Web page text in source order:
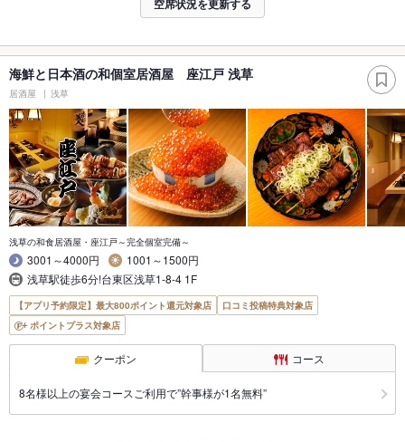
空席状況を更新する
海鮮と日本酒の和個室居酒屋 座江戸 浅草
居酒屋 浅草
浅草の和食居酒屋・座江戸～完全個室完備～
3001～4000円
1001～1500円
浅草駅徒歩6分!台東区浅草1-8-4 1F
【アプリ予約限定】最大800ポイント還元対象店
口コミ投稿特典対象店
ポイントプラス対象店
クーポン コース
8名様以上の宴会コースご利用で”幹事様が1名無料”